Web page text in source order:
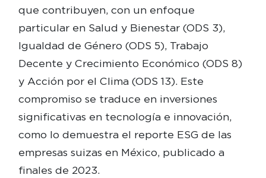
que contribuyen, con un enfoque
particular en Salud y Bienestar (ODS 3),
Igualdad de Género (ODS 5), Trabajo
Decente y Crecimiento Económico (ODS 8)
y Acción por el Clima (ODS 13). Este
compromiso se traduce en inversiones
significativas en tecnología e innovación,
como lo demuestra el reporte ESG de las
empresas suizas en México, publicado a
finales de 2023.